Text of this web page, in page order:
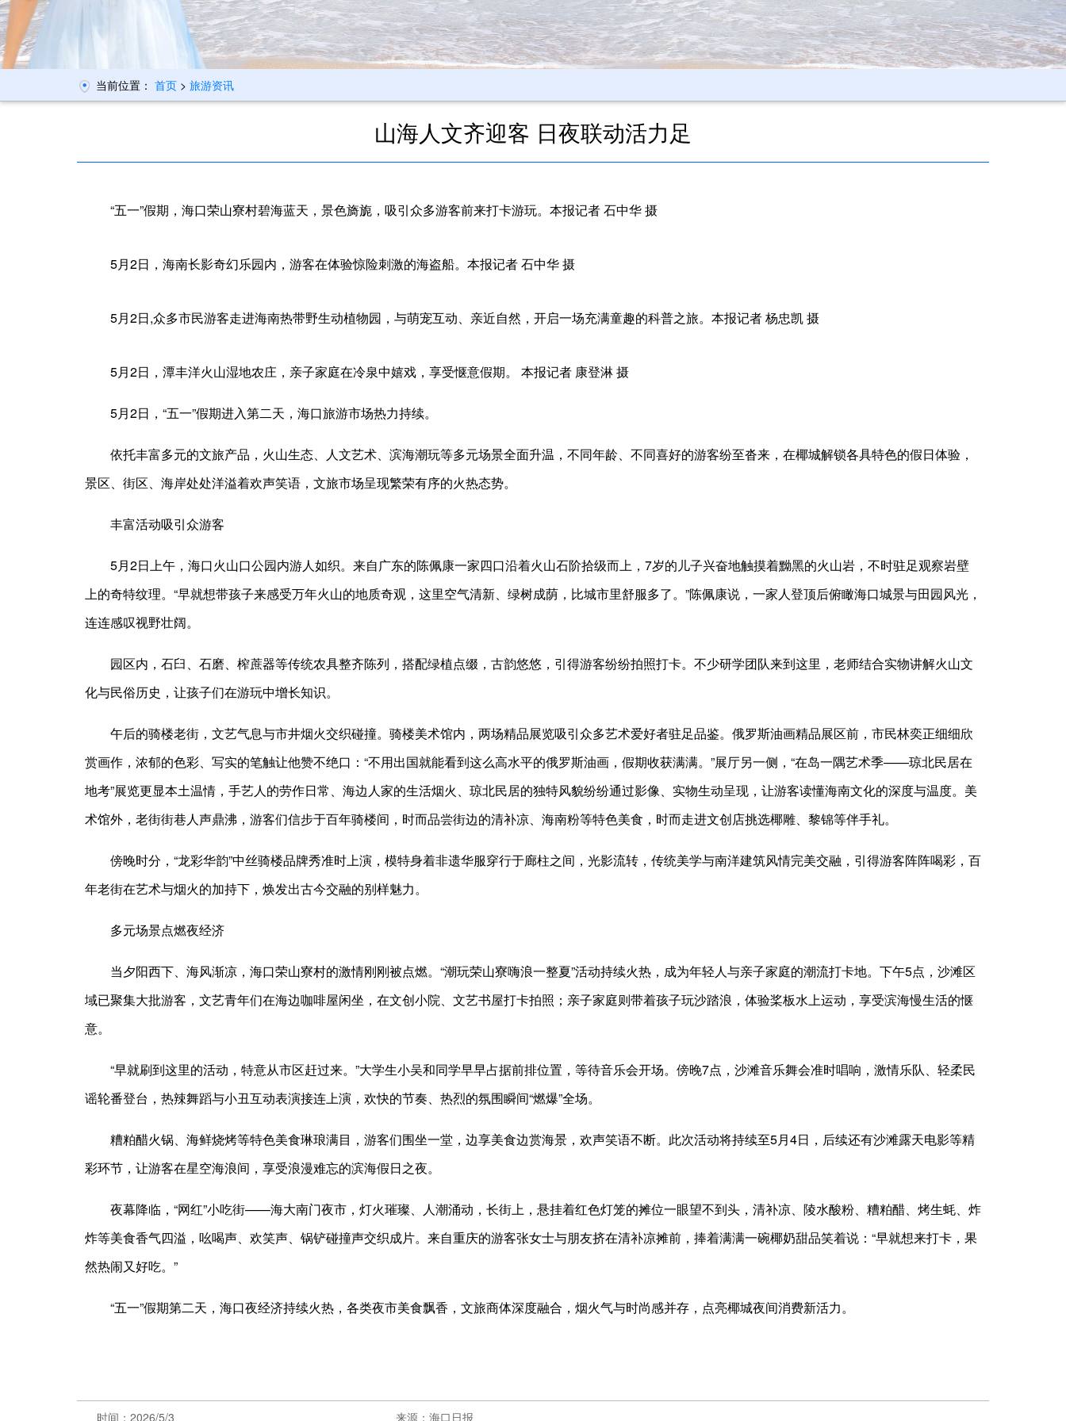
当前位置： 首页 > 旅游资讯
山海人文齐迎客 日夜联动活力足
“五一”假期，海口荣山寮村碧海蓝天，景色旖旎，吸引众多游客前来打卡游玩。本报记者 石中华 摄
5月2日，海南长影奇幻乐园内，游客在体验惊险刺激的海盗船。本报记者 石中华 摄
5月2日,众多市民游客走进海南热带野生动植物园，与萌宠互动、亲近自然，开启一场充满童趣的科普之旅。本报记者 杨忠凯 摄
5月2日，潭丰洋火山湿地农庄，亲子家庭在冷泉中嬉戏，享受惬意假期。 本报记者 康登淋 摄
5月2日，“五一”假期进入第二天，海口旅游市场热力持续。
依托丰富多元的文旅产品，火山生态、人文艺术、滨海潮玩等多元场景全面升温，不同年龄、不同喜好的游客纷至沓来，在椰城解锁各具特色的假日体验，
景区、街区、海岸处处洋溢着欢声笑语，文旅市场呈现繁荣有序的火热态势。
丰富活动吸引众游客
5月2日上午，海口火山口公园内游人如织。来自广东的陈佩康一家四口沿着火山石阶拾级而上，7岁的儿子兴奋地触摸着黝黑的火山岩，不时驻足观察岩壁
上的奇特纹理。“早就想带孩子来感受万年火山的地质奇观，这里空气清新、绿树成荫，比城市里舒服多了。”陈佩康说，一家人登顶后俯瞰海口城景与田园风光，
连连感叹视野壮阔。
园区内，石臼、石磨、榨蔗器等传统农具整齐陈列，搭配绿植点缀，古韵悠悠，引得游客纷纷拍照打卡。不少研学团队来到这里，老师结合实物讲解火山文
化与民俗历史，让孩子们在游玩中增长知识。
午后的骑楼老街，文艺气息与市井烟火交织碰撞。骑楼美术馆内，两场精品展览吸引众多艺术爱好者驻足品鉴。俄罗斯油画精品展区前，市民林奕正细细欣
赏画作，浓郁的色彩、写实的笔触让他赞不绝口：“不用出国就能看到这么高水平的俄罗斯油画，假期收获满满。”展厅另一侧，“在岛一隅艺术季——琼北民居在
地考”展览更显本土温情，手艺人的劳作日常、海边人家的生活烟火、琼北民居的独特风貌纷纷通过影像、实物生动呈现，让游客读懂海南文化的深度与温度。美
术馆外，老街街巷人声鼎沸，游客们信步于百年骑楼间，时而品尝街边的清补凉、海南粉等特色美食，时而走进文创店挑选椰雕、黎锦等伴手礼。
傍晚时分，“龙彩华韵”中丝骑楼品牌秀准时上演，模特身着非遗华服穿行于廊柱之间，光影流转，传统美学与南洋建筑风情完美交融，引得游客阵阵喝彩，百
年老街在艺术与烟火的加持下，焕发出古今交融的别样魅力。
多元场景点燃夜经济
当夕阳西下、海风渐凉，海口荣山寮村的激情刚刚被点燃。“潮玩荣山寮嗨浪一整夏”活动持续火热，成为年轻人与亲子家庭的潮流打卡地。下午5点，沙滩区
域已聚集大批游客，文艺青年们在海边咖啡屋闲坐，在文创小院、文艺书屋打卡拍照；亲子家庭则带着孩子玩沙踏浪，体验桨板水上运动，享受滨海慢生活的惬
意。
“早就刷到这里的活动，特意从市区赶过来。”大学生小吴和同学早早占据前排位置，等待音乐会开场。傍晚7点，沙滩音乐舞会准时唱响，激情乐队、轻柔民
谣轮番登台，热辣舞蹈与小丑互动表演接连上演，欢快的节奏、热烈的氛围瞬间“燃爆”全场。
糟粕醋火锅、海鲜烧烤等特色美食琳琅满目，游客们围坐一堂，边享美食边赏海景，欢声笑语不断。此次活动将持续至5月4日，后续还有沙滩露天电影等精
彩环节，让游客在星空海浪间，享受浪漫难忘的滨海假日之夜。
夜幕降临，“网红”小吃街——海大南门夜市，灯火璀璨、人潮涌动，长街上，悬挂着红色灯笼的摊位一眼望不到头，清补凉、陵水酸粉、糟粕醋、烤生蚝、炸
炸等美食香气四溢，吆喝声、欢笑声、锅铲碰撞声交织成片。来自重庆的游客张女士与朋友挤在清补凉摊前，捧着满满一碗椰奶甜品笑着说：“早就想来打卡，果
然热闹又好吃。”
“五一”假期第二天，海口夜经济持续火热，各类夜市美食飘香，文旅商体深度融合，烟火气与时尚感并存，点亮椰城夜间消费新活力。
时间：2026/5/3 来源：海口日报